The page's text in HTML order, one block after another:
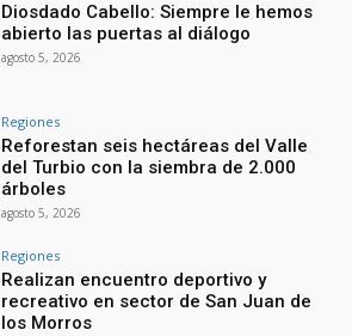
Diosdado Cabello: Siempre le hemos
abierto las puertas al diálogo
agosto 5, 2026
Regiones
Reforestan seis hectáreas del Valle
del Turbio con la siembra de 2.000
árboles
agosto 5, 2026
Regiones
Realizan encuentro deportivo y
recreativo en sector de San Juan de
los Morros